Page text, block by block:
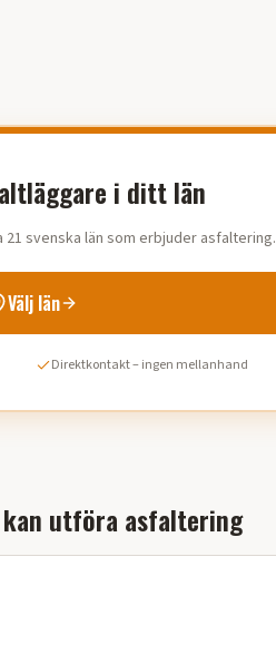
i ditt län
svenska län som erbjuder asfaltering.
Välj län
Direktkontakt – ingen mellanhand
utföra asfaltering